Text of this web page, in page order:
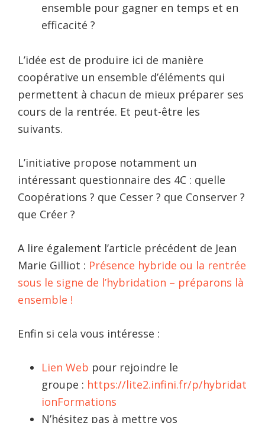
ensemble pour gagner en temps et en
efficacité ?
L’idée est de produire ici de manière
coopérative un ensemble d’éléments qui
permettent à chacun de mieux préparer ses
cours de la rentrée. Et peut-être les
suivants.
L’initiative propose notamment un
intéressant questionnaire des 4C : quelle
Coopérations ? que Cesser ? que Conserver ?
que Créer ?
A lire également l’article précédent de Jean
Marie Gilliot : Présence hybride ou la rentrée
sous le signe de l’hybridation – préparons là
ensemble !
Enfin si cela vous intéresse :
Lien Web pour rejoindre le
groupe : https://lite2.infini.fr/p/hybridat
ionFormations
N’hésitez pas à mettre vos